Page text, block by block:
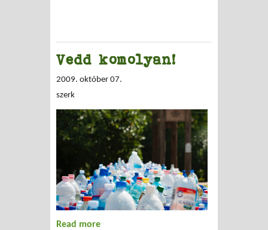
Vedd komolyan!
2009. október 07.
szerk
Read more